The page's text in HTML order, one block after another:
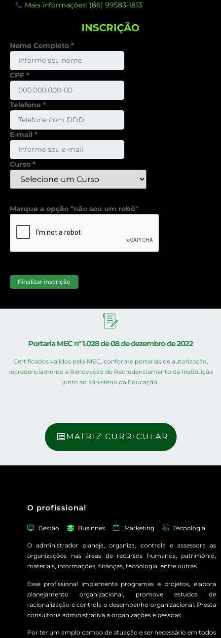
Mais informações: (86) 99583-1813
INSCRIÇÃO
Nome Completo *
CPF *
Telefone *
E-mail *
Curso *
Marque a opção "não sou um robô"
Finalizar inscrição
Portaria MEC nº 1.028 de 08 de dezembro de 2022
Certificados validos pelo MEC, conforme portarias de autorização,
recredenciamento e Renovação de Recredenciamento da Instituição
junto ao Ministério da Educação.
MATRIZ CURRICULAR
O profissional
Gestão Businnes Marketing Tecnologia
O administrador planeja, organiza, controla e assessora as
organizações nas áreas de recursos humanos, patrimônio,
materiais, informações, finanças, tecnologia, entre outras.
Esse profissional implementa programas e projetos, elabora
planejamento organizacional, promove estudos de
racionalização e controla o desempenho organizacional. Presta
consultoria administrativa a organizações e pessoas.
Por ter um amplo campo de atuação e ser necessário em todos